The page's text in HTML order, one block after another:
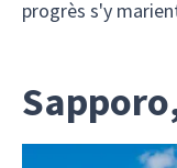
progrès s'y